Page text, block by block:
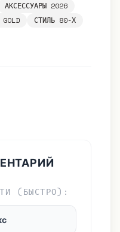
АКСЕССУАРЫ 2026
СТИЛЬ 80-Х
(БЫСТРО):